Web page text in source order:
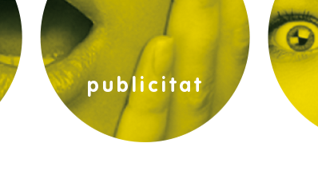
publicitat exterior:
publicitat